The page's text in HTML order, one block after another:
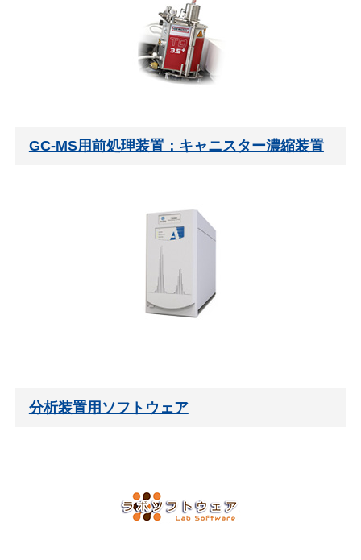
GC-MS用前処理装置：キャニスター濃縮装置
分析装置用ソフトウェア